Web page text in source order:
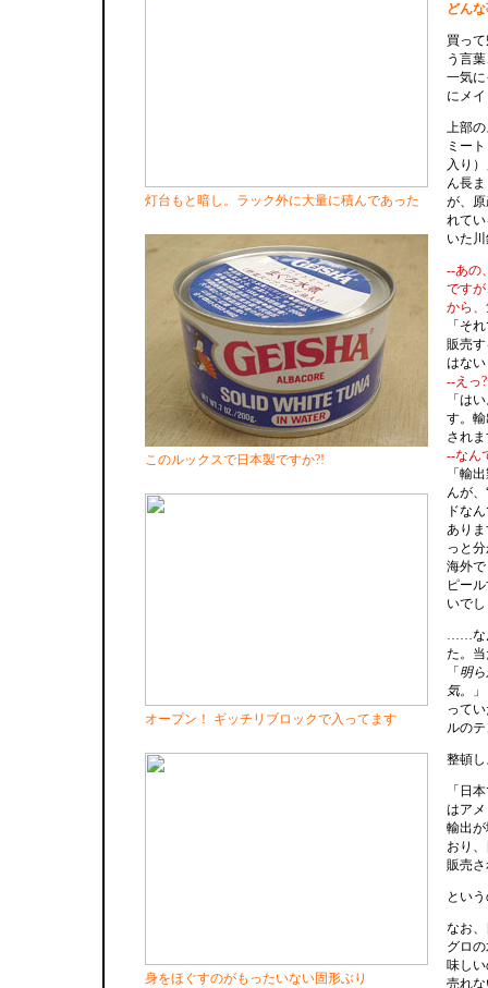
灯台もと暗し。ラック外に大量に積んであった
このルックスで日本製ですか?!
オープン！ ギッチリブロックで入ってます
身をほぐすのがもったいない固形ぶり
どん
買っ
う言
一気
にメ
上部
ミー
入り
ん長
が、
れて
いた
--あの
です
から
「そ
販売
はな
--えっ
「は
す。
され
--なん
「輸
んが
ドな
あり
っと
海外
ピー
いで
……な
た。
「 明
気。
って
ルの
整頓
「日
はア
輸出
おり
販売
とい
なお
グロ
味し
売れ